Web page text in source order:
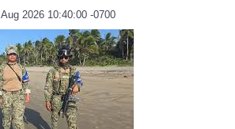
2026 10:40:00 -0700